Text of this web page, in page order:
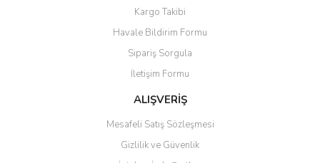
Kargo Takibi
Havale Bildirim Formu
Sipariş Sorgula
İletişim Formu
ALIŞVERİŞ
Mesafeli Satış Sözleşmesi
Gizlilik ve Güvenlik